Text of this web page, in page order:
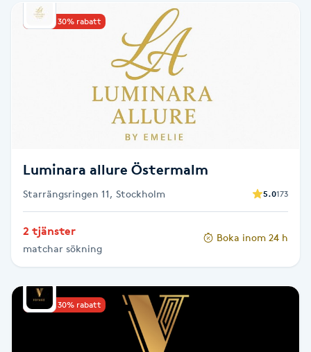
Hollywood Peel
Hot Stone Massage
Hot yoga
Hudföryngring
Upp till 30% rabatt
Luminara allure Östermalm
Starrängsringen 11, Stockholm 5.0173
2 tjänster
matchar sökning
Boka inom 24 h
Upp till 30% rabatt